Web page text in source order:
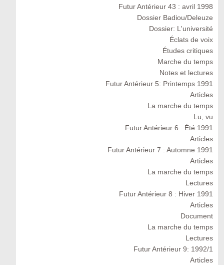
Futur Antérieur 43 : avril 1998
Dossier Badiou/Deleuze
Dossier: L'université
Éclats de voix
Études critiques
Marche du temps
Notes et lectures
Futur Antérieur 5: Printemps 1991
Articles
La marche du temps
Lu, vu
Futur Antérieur 6 : Été 1991
Articles
Futur Antérieur 7 : Automne 1991
Articles
La marche du temps
Lectures
Futur Antérieur 8 : Hiver 1991
Articles
Document
La marche du temps
Lectures
Futur Antérieur 9: 1992/1
Articles